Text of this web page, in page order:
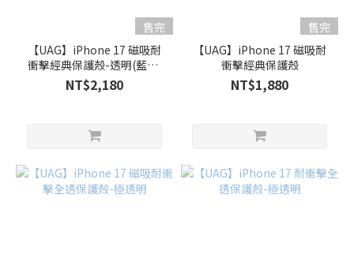
售完
【UAG】iPhone 17 磁吸耐
衝擊經典保護殼-透明(藍圈)
附手腕掛繩
NT$2,180
售完
【UAG】iPhone 17 磁吸耐
衝擊經典保護殼
NT$1,880